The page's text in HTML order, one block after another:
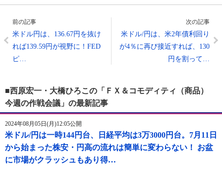
前の記事
米ドル円は、136.67円を抜け
れば139.59円が視野に！FED
ピ…
次の記事
米ドル/円は、米2年債利回り
が4％に再び接近すれば、130
円を割って…
■西原宏一・大橋ひろこの「ＦＸ＆コモディティ（商品）
今週の作戦会議」の最新記事
2024年08月05日(月)12:05公開
米ドル/円は一時144円台、日経平均は3万3000円台。7月11日
から始まった株安・円高の流れは簡単に変わらない！ お盆
に市場がクラッシュもあり得…